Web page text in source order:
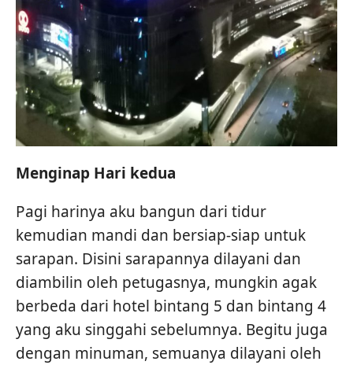
Menginap Hari kedua
Pagi harinya aku bangun dari tidur
kemudian mandi dan bersiap-siap untuk
sarapan. Disini sarapannya dilayani dan
diambilin oleh petugasnya, mungkin agak
berbeda dari hotel bintang 5 dan bintang 4
yang aku singgahi sebelumnya. Begitu juga
dengan minuman, semuanya dilayani oleh